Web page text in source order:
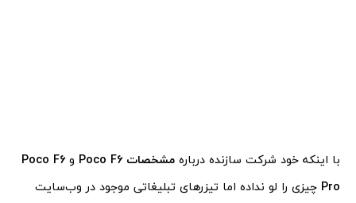
با اینکه خود شرکت سازنده درباره مشخصات Poco F6 و Poco F6
Pro چیزی را لو نداده اما تیزرهای تبلیغاتی موجود در وب‌سایت